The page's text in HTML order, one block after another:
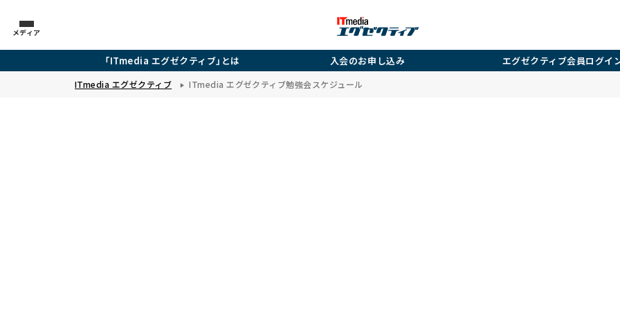
メディア
「ITmedia エグゼクティブ」とは 入会のお申し込み エグゼクティブ会員ログイ
ITmedia エグゼクティブ ITmedia エグゼクティブ勉強会スケジュール